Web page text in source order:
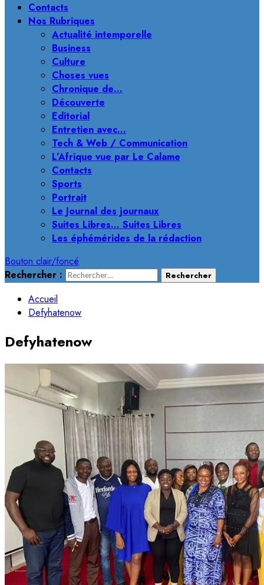
Contacts
Nos Rubriques
Actualité intemporelle
Business
Culture
Choses vues
Chronique de…
Découverte
Editorial
Entretien avec…
Tech & Web / Communication
L’Afrique vue par Le Calame
Contacts
Sports
Portrait
Le Journal des journaux
Suites Libres… Suites Libres
Les éphémérides de la rédaction
Bouton clair/foncé
Rechercher :
Accueil
Defyhatenow
Defyhatenow